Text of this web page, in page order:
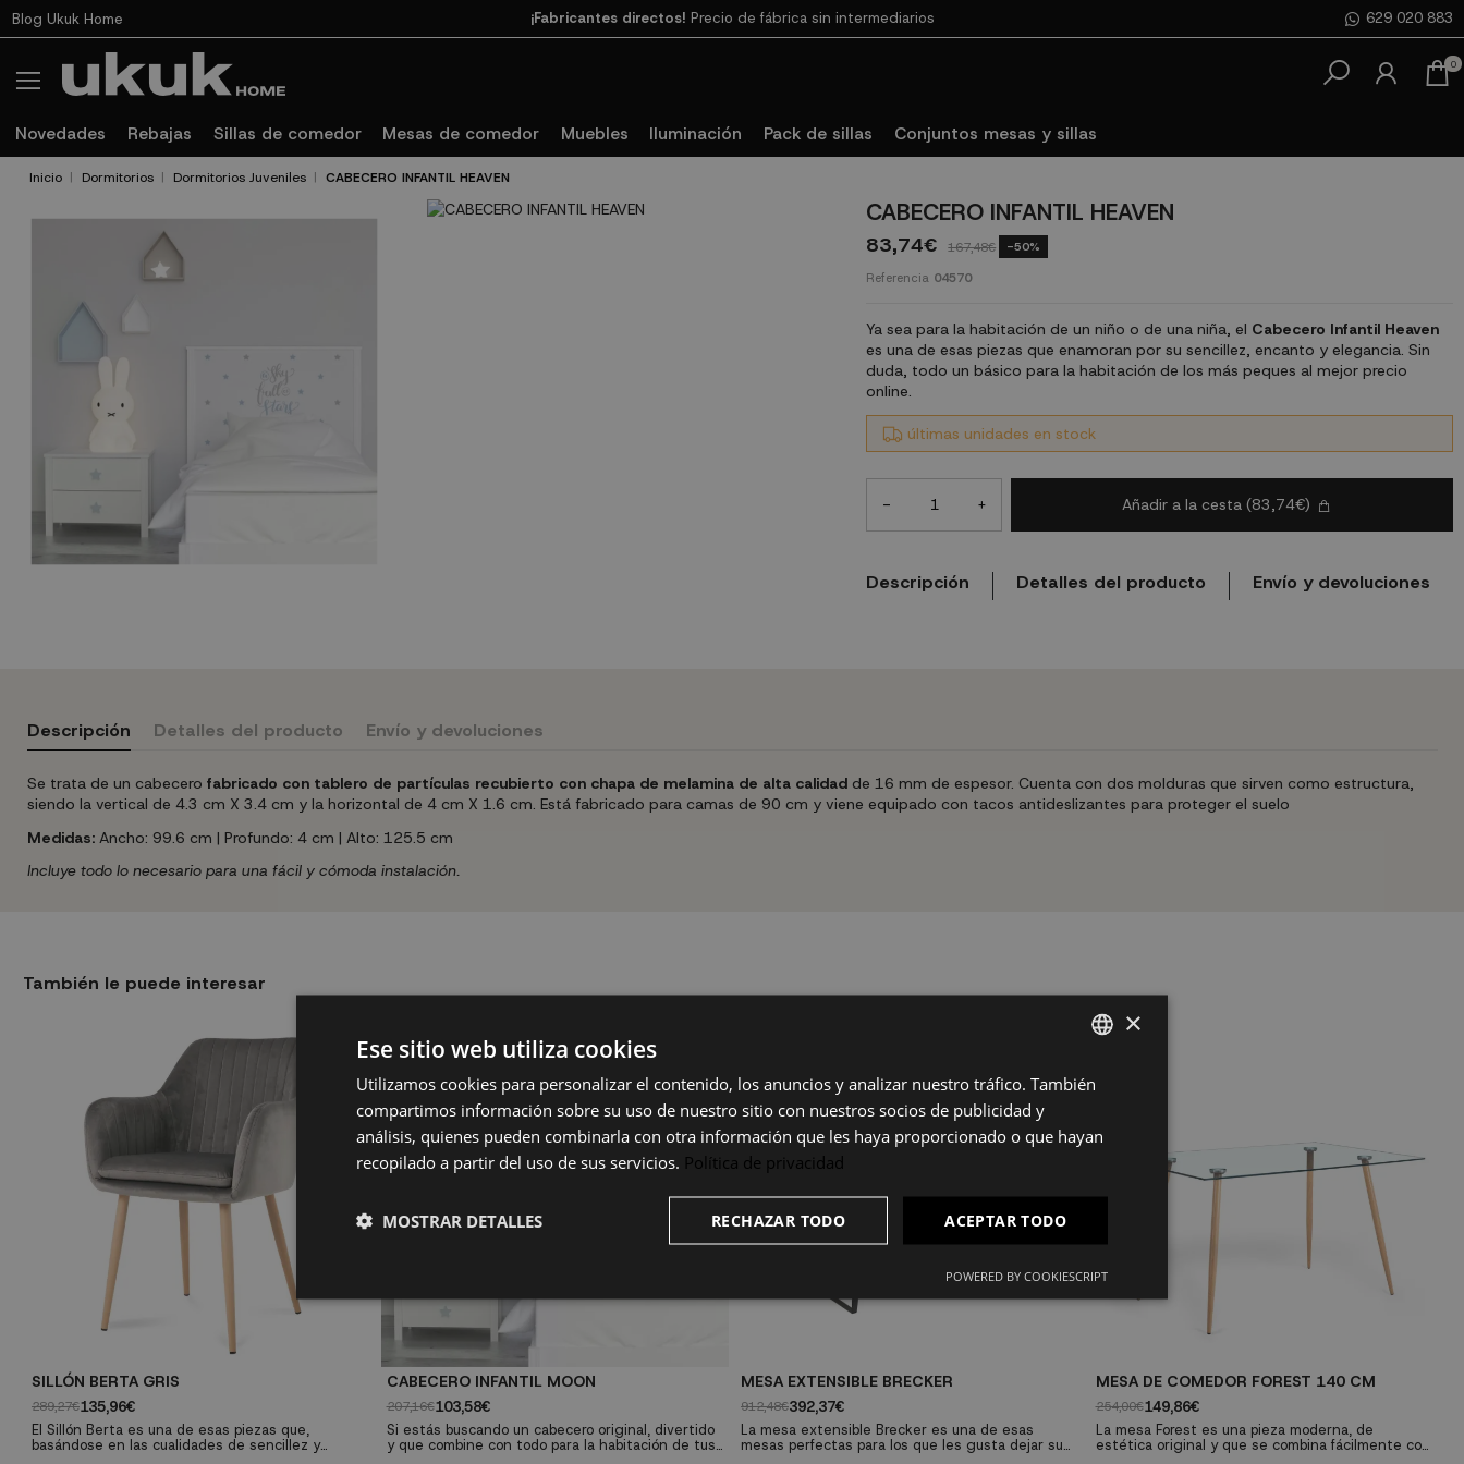
Blog Ukuk Home Paga en 3cuotas SIN INTERESES con SeQura 629 020 883
0
Novedades Rebajas Sillas de comedor Mesas de comedor Muebles Iluminación Pack de sillas Conjuntos mesas y sillas
Inicio Dormitorios Dormitorios Juveniles CABECERO INFANTIL HEAVEN
CABECERO INFANTIL HEAVEN
83,74€ 167,48€ -50%
Referencia 04570
Ya sea para la habitación de un niño o de una niña, el Cabecero Infantil Heaven
es una de esas piezas que enamoran por su sencillez, encanto y elegancia. Sin
duda, todo un básico para la habitación de los más peques al mejor precio
online.
últimas unidades en stock
- + Añadir a la cesta (83,74€)
Descripción Detalles del producto Envío y devoluciones
Descripción Detalles del producto Envío y devoluciones
Se trata de un cabecero fabricado con tablero de partículas recubierto con chapa de melamina de alta calidadde 16 mm de espesor. Cuenta con dos molduras que sirven como estructura,
siendo la vertical de 4.3 cm X 3.4 cm y la horizontal de 4 cm X 1.6 cm. Está fabricado para camas de 90 cm y viene equipado con tacos antideslizantes para proteger el suelo
Medidas:Ancho: 99.6 cm | Profundo: 4 cm | Alto: 125.5 cm
Incluye todo lo necesario para una fácil y cómoda instalación.
También le puede interesar
SILLÓN BERTA GRIS
289,27€135,96€
El Sillón Berta es una de esas piezas que,
basándose en las cualidades de sencillez y
CABECERO INFANTIL MOON
207,16€103,58€
Si estás buscando un cabecero original, divertido
y que combine con todo para la habitación de tus
MESA EXTENSIBLE BRECKER
912,48€392,37€
La mesa extensible Brecker es una de esas
mesas perfectas para los que les gusta dejar su
MESA DE COMEDOR FOREST 140 CM
254,00€149,86€
La mesa Forest es una pieza moderna, de
estética original y que se combina fácilmente con
SPANISH
×
Ese sitio web utiliza cookies
Utilizamos cookies para personalizar el contenido, los anuncios y analizar nuestro tráfico. También
compartimos información sobre su uso de nuestro sitio con nuestros socios de publicidad y
análisis, quienes pueden combinarla con otra información que les haya proporcionado o que hayan
recopilado a partir del uso de sus servicios. Política de privacidad
ACEPTAR TODO
RECHAZAR TODO
MOSTRAR DETALLES
POWERED BY COOKIESCRIPT